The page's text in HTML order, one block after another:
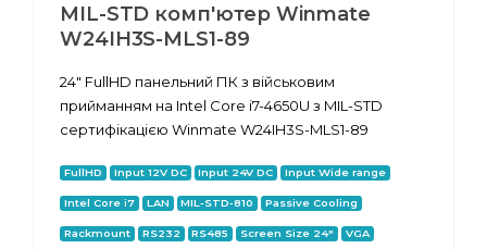
MIL-STD комп'ютер Winmate
W24IH3S-MLS1-89
24" FullHD панельний ПК з військовим
прийманням на Intel Core i7-4650U з MIL-STD
сертифікацією Winmate W24IH3S-MLS1-89
FullHD Input 12V DC Input 24V DC Input Wide range
Intel Core i7 LAN MIL-STD-810 Passive Cooling
Rackmount RS232 RS485 Screen Size 24" VGA